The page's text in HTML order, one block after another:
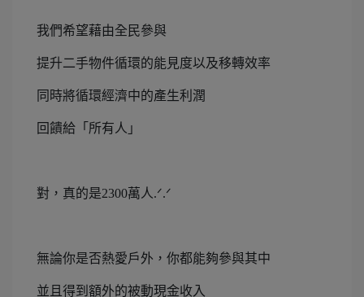
我們希望藉由全民參與
提升二手物件循環的能見度以及移轉效率
同時將循環經濟中的產生利潤
回饋給「所有人」
對，真的是2300萬人.ᐟ.ᐟ
無論你是否熱愛戶外，你都能夠參與其中
並且得到額外的被動現金收入